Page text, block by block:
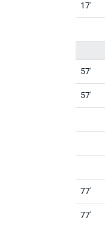
17'
57'
57'
77'
77'